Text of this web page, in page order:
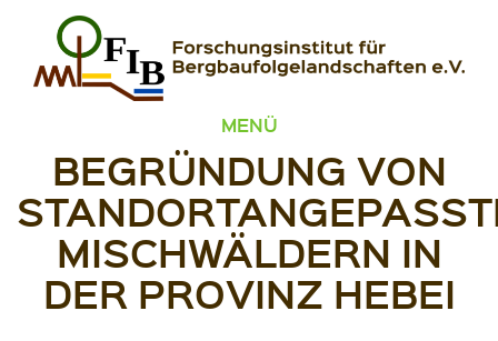
Zum Inhalt springen
FIB – Forschungsinstitut für Bergbaufolgelandschaften
MENÜ
BEGRÜNDUNG VON
MISCHWÄLDERN IN
DER PROVINZ HEBEI